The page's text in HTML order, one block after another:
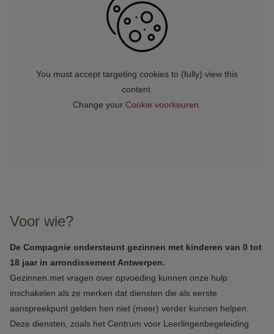
Voor wie?
De Compagnie ondersteunt gezinnen met kinderen van 0 tot
18 jaar in arrondissement Antwerpen.
Gezinnen met vragen over opvoeding kunnen onze hulp
inschakelen als ze merken dat diensten die als eerste
aanspreekpunt gelden hen niet (meer) verder kunnen helpen.
Deze diensten, zoals het Centrum voor Leerlingenbegeleiding